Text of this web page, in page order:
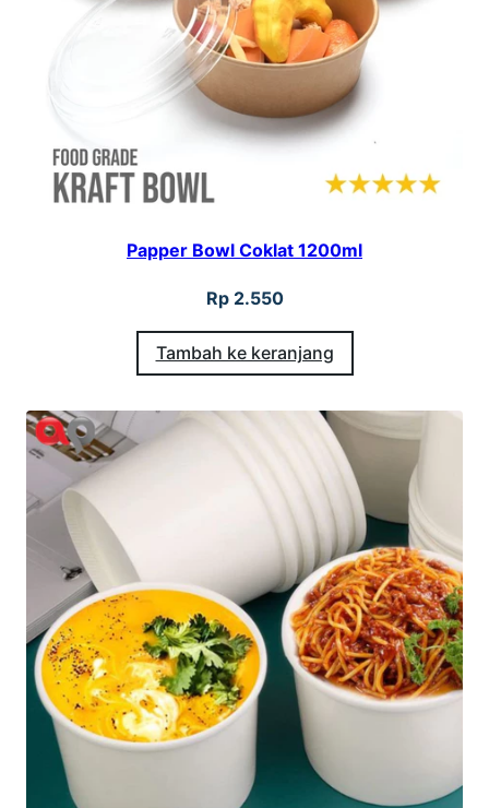
Papper Bowl Coklat 1200ml
Rp2.550
Tambah ke keranjang